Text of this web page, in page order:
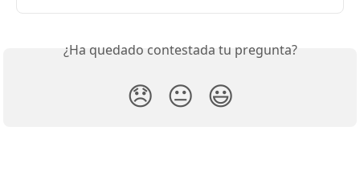
¿Ha quedado contestada tu pregunta?
😞 😐 😃